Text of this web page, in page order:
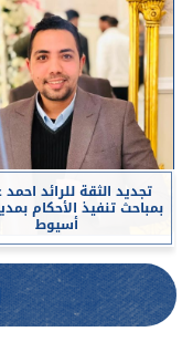
تجديد الثقة للرائد
بمباحث تنفيذ الأحكام
أسيوط